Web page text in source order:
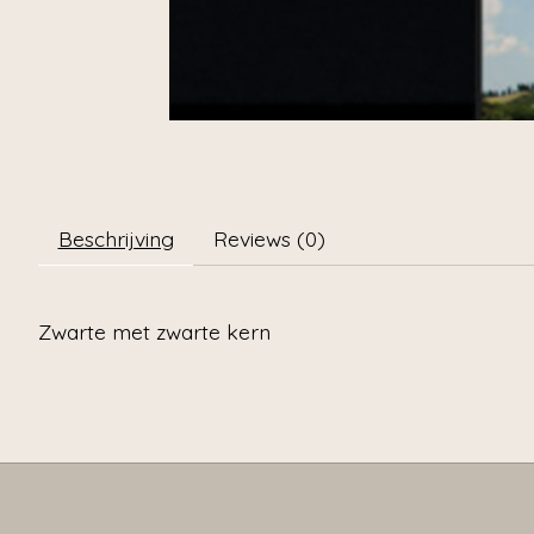
Beschrijving Reviews (0)
Zwarte met zwarte kern